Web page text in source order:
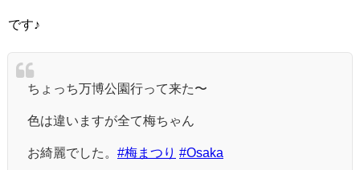
です♪
ちょっち万博公園行って来た〜
色は違いますが全て梅ちゃん
お綺麗でした。 #梅まつり #Osaka